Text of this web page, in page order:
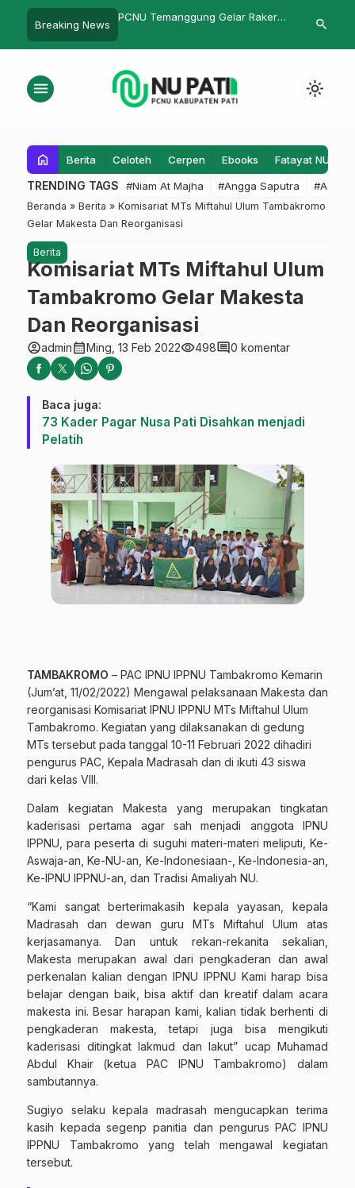
Breaking News
PCNU Temanggung Gelar Raker
Pengurus Harian dan Lembaga,
Mantapkan Program 2025–2030
Belasan Ribu Botol Miras
Beri Apresiasi
search
menu light_mode
home Berita Celoteh Cerpen Ebooks Fatayat NU
TRENDING TAGS #Niam At Majha #Angga Saputra #Admin
Beranda » Berita » Komisariat MTs Miftahul Ulum Tambakromo
Gelar Makesta Dan Reorganisasi
Berita
Komisariat MTs Miftahul Ulum
Tambakromo Gelar Makesta
Dan Reorganisasi
account_circleadmincalendar_monthMing, 13 Feb 2022visibility498comment0 komentar
Baca juga:
73 Kader Pagar Nusa Pati Disahkan menjadi
Pelatih
TAMBAKROMO – PAC IPNU IPPNU Tambakromo Kemarin
(Jum’at, 11/02/2022) Mengawal pelaksanaan Makesta dan
reorganisasi Komisariat IPNU IPPNU MTs Miftahul Ulum
Tambakromo. Kegiatan yang dilaksanakan di gedung
MTs tersebut pada tanggal 10-11 Februari 2022 dihadiri
pengurus PAC, Kepala Madrasah dan di ikuti 43 siswa
dari kelas VIII.
Dalam kegiatan Makesta yang merupakan tingkatan
kaderisasi pertama agar sah menjadi anggota IPNU
IPPNU, para peserta di suguhi materi-materi meliputi, Ke-
Aswaja-an, Ke-NU-an, Ke-Indonesiaan-, Ke-Indonesia-an,
Ke-IPNU IPPNU-an, dan Tradisi Amaliyah NU.
“Kami sangat berterimakasih kepala yayasan, kepala
Madrasah dan dewan guru MTs Miftahul Ulum atas
kerjasamanya. Dan untuk rekan-rekanita sekalian,
Makesta merupakan awal dari pengkaderan dan awal
perkenalan kalian dengan IPNU IPPNU Kami harap bisa
belajar dengan baik, bisa aktif dan kreatif dalam acara
makesta ini. Besar harapan kami, kalian tidak berhenti di
pengkaderan makesta, tetapi juga bisa mengikuti
kaderisasi ditingkat lakmud dan lakut” ucap Muhamad
Abdul Khair (ketua PAC IPNU Tambakromo) dalam
sambutannya.
Sugiyo selaku kepala madrasah mengucapkan terima
kasih kepada segenp panitia dan pengurus PAC IPNU
IPPNU Tambakromo yang telah mengawal kegiatan
tersebut.